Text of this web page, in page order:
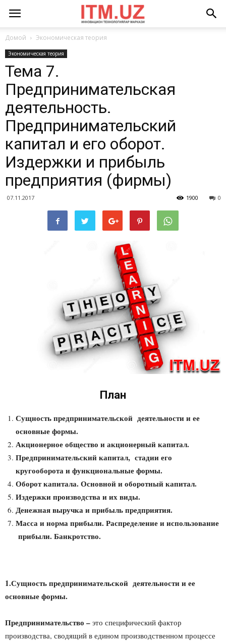
Домой Экономическая теория
Экономическая теория
Тема 7.
Предпринимательская
деятельность.
Предпринимательский
капитал и его оборот.
Издержки и прибыль
предприятия (фирмы)
07.11.2017 0
1900
План
Сущность предпринимательской деятельности и ее
основные формы.
Акционерное общество и акционерный капитал.
Предпринимательский капитал, стадии его
кругооборота и функциональные формы.
Оборот капитала. Основной и оборотный капитал.
Издержки производства и их виды.
Денежная выручка и прибыль предприятия.
Масса и норма прибыли. Распределение и использование
прибыли. Банкротство.
1.Сущность предпринимательской деятельности и ее
основные формы.
Предпринимательство – это специфический фактор
производства, сводящий в едином производственном процессе